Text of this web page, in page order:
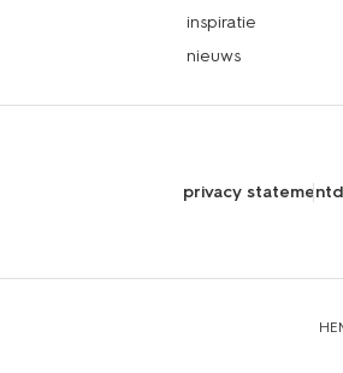
inspiratie
nieuws
privacy statement